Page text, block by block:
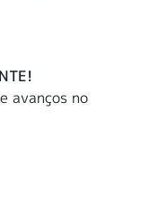
avanços no